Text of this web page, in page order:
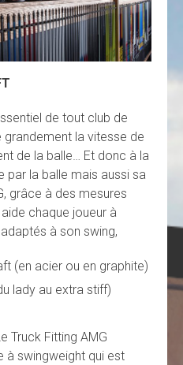
de tout club de
grandement la vitesse de
de la balle… Et donc à la
par la balle mais aussi sa
grâce à des mesures
chaque joueur à
à son swing,
(en acier ou en graphite)
lady au extra stiff)
Truck Fitting AMG
à swingweight qui est